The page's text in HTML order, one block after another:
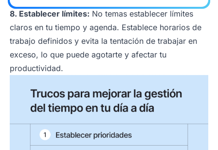
8. Establecer límites: No temas establecer límites
claros en tu tiempo y agenda. Establece horarios de
trabajo definidos y evita la tentación de trabajar en
exceso, lo que puede agotarte y afectar tu
productividad.